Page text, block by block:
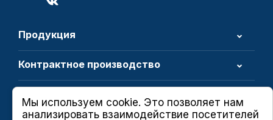
Продукция
Контрактное производство
Мы используем cookie. Это позволяет нам
анализировать взаимодействие посетителей